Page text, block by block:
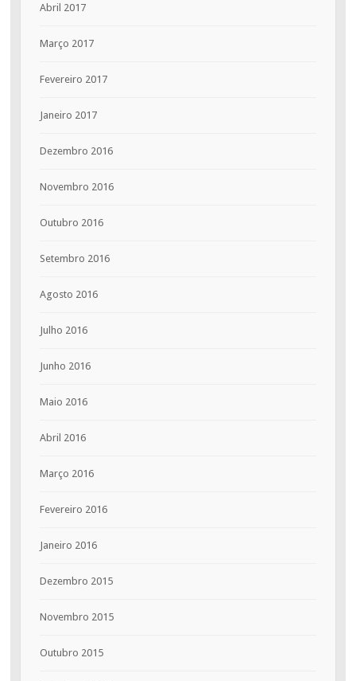
Abril 2017
Março 2017
Fevereiro 2017
Janeiro 2017
Dezembro 2016
Novembro 2016
Outubro 2016
Setembro 2016
Agosto 2016
Julho 2016
Junho 2016
Maio 2016
Abril 2016
Março 2016
Fevereiro 2016
Janeiro 2016
Dezembro 2015
Novembro 2015
Outubro 2015